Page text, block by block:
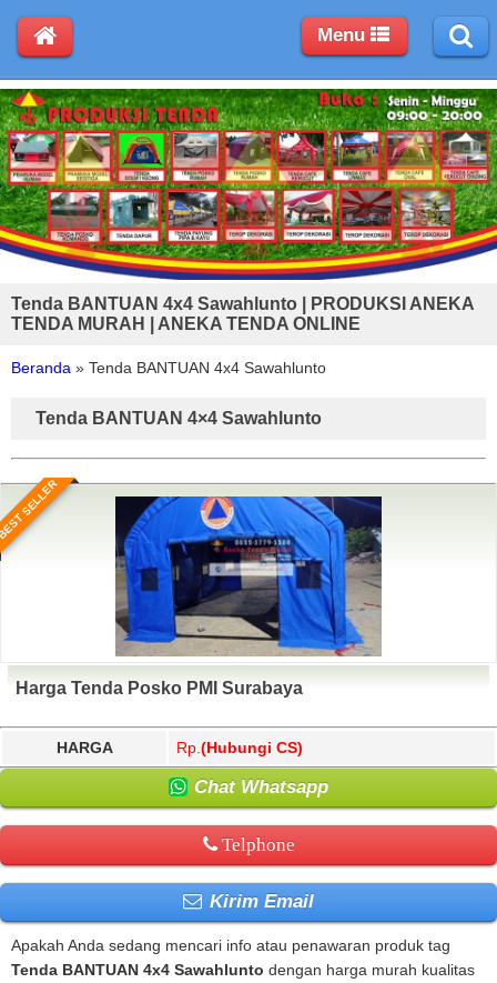
Tenda BANTUAN 4x4 Sawahlunto | PRODUKSI ANEKA
TENDA MURAH | ANEKA TENDA ONLINE
Beranda » Tenda BANTUAN 4x4 Sawahlunto
Tenda BANTUAN 4×4 Sawahlunto
SELLER
Harga Tenda Posko PMI Surabaya
HARGA Rp. (Hubungi CS)
Chat Whatsapp
Telphone
Kirim Email
Apakah Anda sedang mencari info atau penawaran produk tag
Tenda BANTUAN 4x4 Sawahlunto dengan harga murah kualitas
Menu